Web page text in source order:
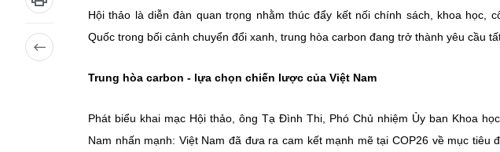
Hội thảo là diễn đàn quan trọng nhằm thúc đẩy kết nối chính sách, khoa học,
Quốc trong bối cảnh chuyển đổi xanh, trung hòa carbon đang trở thành yêu cầu
Trung hòa carbon - lựa chọn chiến lược của Việt Nam
Phát biểu khai mạc Hội thảo, ông Tạ Đình Thi, Phó Chủ nhiệm Ủy ban Khoa
Nam nhấn mạnh: Việt Nam đã đưa ra cam kết mạnh mẽ tại COP26 về mục